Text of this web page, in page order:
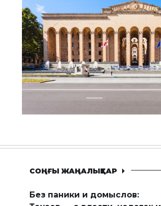
СОҢҒЫ ЖАҢАЛЫҚТАР
Без паники и домыслов: